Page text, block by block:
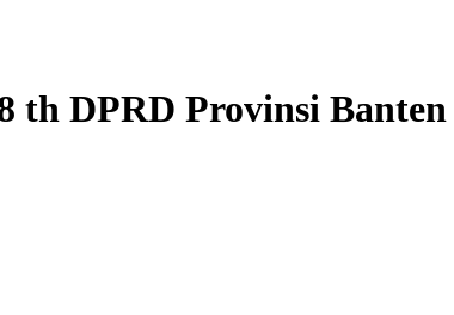
th DPRD Provinsi Banten